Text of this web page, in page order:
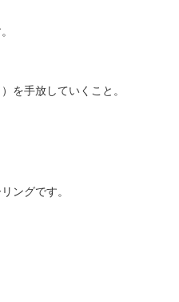
を手放していくこと。
ングです。